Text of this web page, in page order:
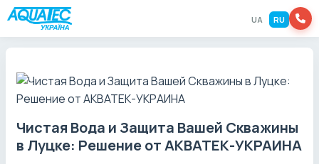
UA RU
Чистая Вода и Защита Вашей Скважины
в Луцке: Решение от АКВАТЕК-УКРАИНА